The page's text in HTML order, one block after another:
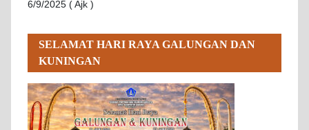
6/9/2025 ( Ajk )
SELAMAT HARI RAYA GALUNGAN DAN
KUNINGAN